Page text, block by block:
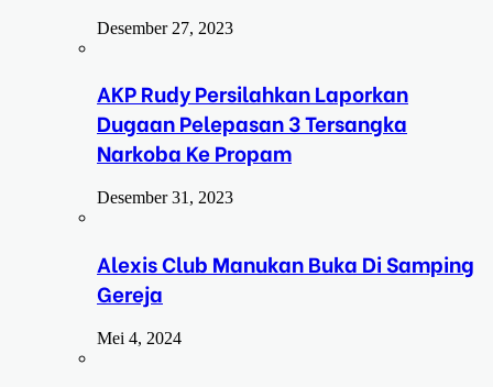
Desember 27, 2023
AKP Rudy Persilahkan Laporkan
Dugaan Pelepasan 3 Tersangka
Narkoba Ke Propam
Desember 31, 2023
Alexis Club Manukan Buka Di Samping
Gereja
Mei 4, 2024